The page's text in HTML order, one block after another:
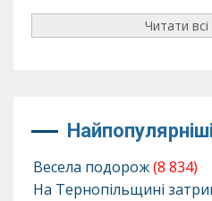
Читати
Найпопулярніші
Весела подорож(8 834)
На Тернопільщині